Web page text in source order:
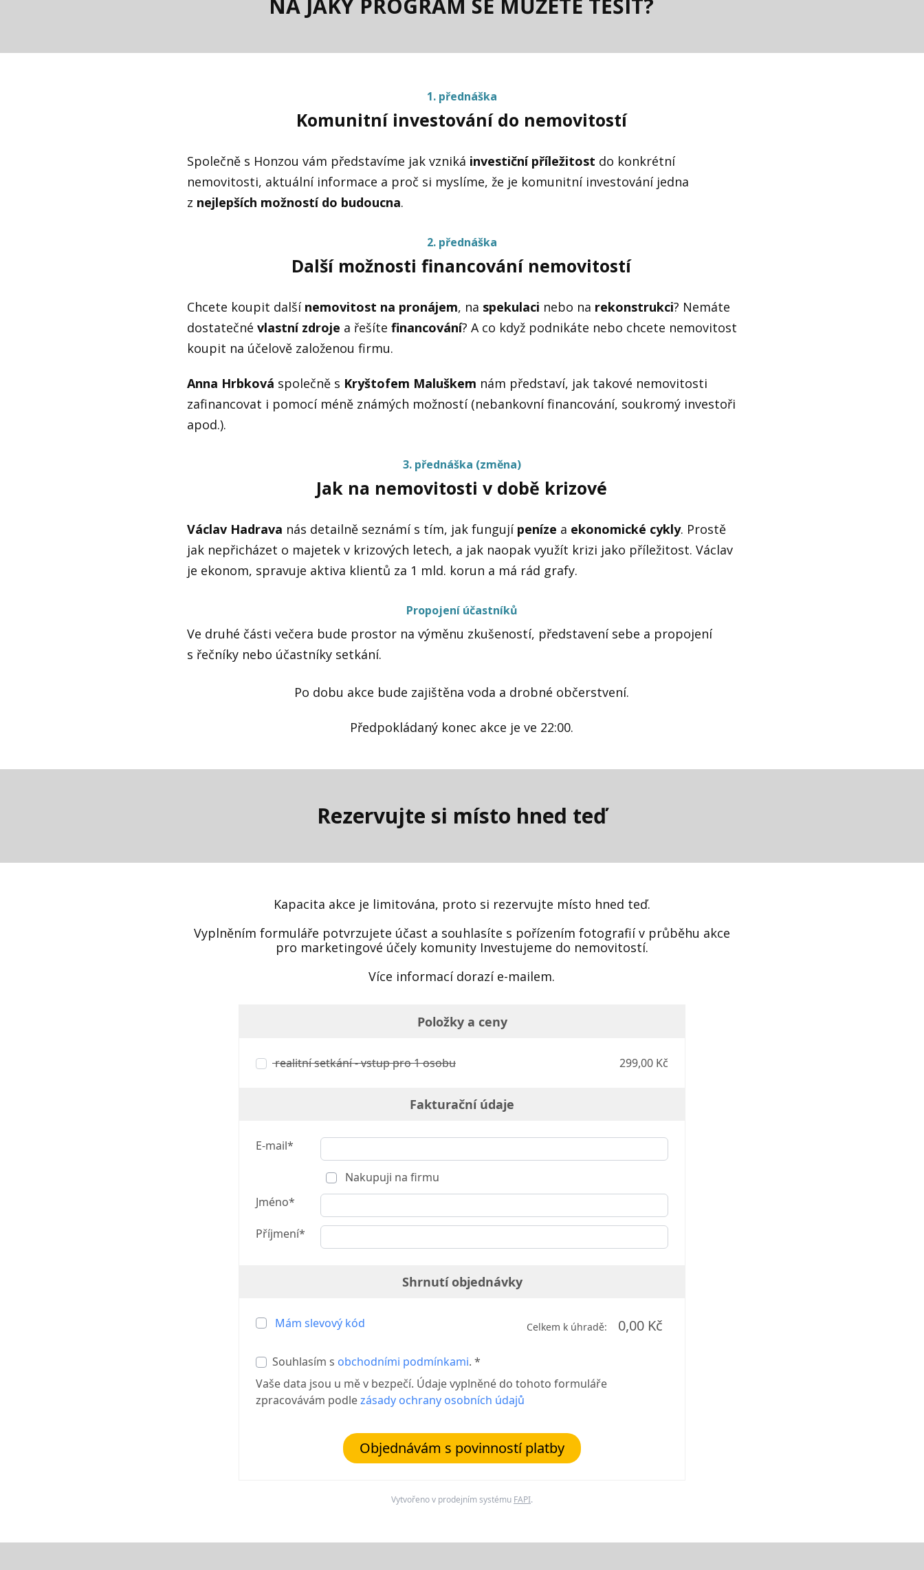
1. přednáška
Komunitní investování do nemovitostí
Společně s Honzou vám představíme jak vzniká investiční příležitost do konkrétní
nemovitosti, aktuální informace a proč si myslíme, že je komunitní investování jedna
z nejlepších možností do budoucna.
2. přednáška
Další možnosti financování nemovitostí
Chcete koupit další nemovitost na pronájem, na spekulaci nebo na rekonstrukci? Nemáte
dostatečné vlastní zdroje a řešíte financování? A co když podnikáte nebo chcete nemovitost
koupit na účelově založenou firmu.
Anna Hrbková společně s Kryštofem Maluškem nám představí, jak takové nemovitosti
zafinancovat i pomocí méně známých možností (nebankovní financování, soukromý investoři
apod.).
3. přednáška (změna)
Jak na nemovitosti v době krizové
Václav Hadrava nás detailně seznámí s tím, jak fungujípeníze a ekonomické cykly. Prostě
jak nepřicházet o majetek v krizových letech, a jak naopak využít krizi jako příležitost. Václav
je ekonom, spravuje aktiva klientů za 1 mld. korun a má rád grafy.
Propojení účastníků
Ve druhé části večera bude prostor na výměnu zkušeností, představení sebe a propojení
s řečníky nebo účastníky setkání.
Po dobu akce bude zajištěna voda a drobné občerstvení.
Předpokládaný konec akce je ve 22:00.
Rezervujte si místo hned teď
Kapacita akce je limitována, proto si rezervujte místo hned teď.
Vyplněním formuláře potvrzujete účast a souhlasíte s pořízením fotografií v průběhu akce
pro marketingové účely komunity Investujeme do nemovitostí.
Více informací dorazí e-mailem.
Položky a ceny
realitní setkání - vstup pro 1 osobu 299,00 Kč
Fakturační údaje
E-mail*
Nakupuji na firmu
Jméno*
Příjmení*
Shrnutí objednávky
Mám slevový kód Celkem k úhradě: 0,00 Kč
Souhlasím s obchodními podmínkami. *
Vaše data jsou u mě v bezpečí. Údaje vyplněné do tohoto formuláře
zpracovávám podlezásady ochrany osobních údajů
Objednávám s povinností platby
Vytvořeno v prodejním systému FAPI.